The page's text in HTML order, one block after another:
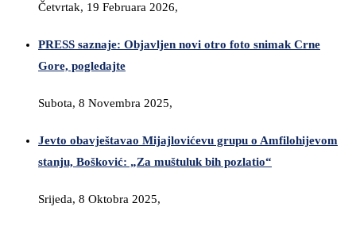
Četvrtak, 19 Februara 2026,
PRESS saznaje: Objavljen novi otro foto snimak Crne
Gore, pogledajte
Subota, 8 Novembra 2025,
Jevto obavještavao Mijajlovićevu grupu o Amfilohijevom
stanju, Bošković: „Za muštuluk bih pozlatio“
Srijeda, 8 Oktobra 2025,